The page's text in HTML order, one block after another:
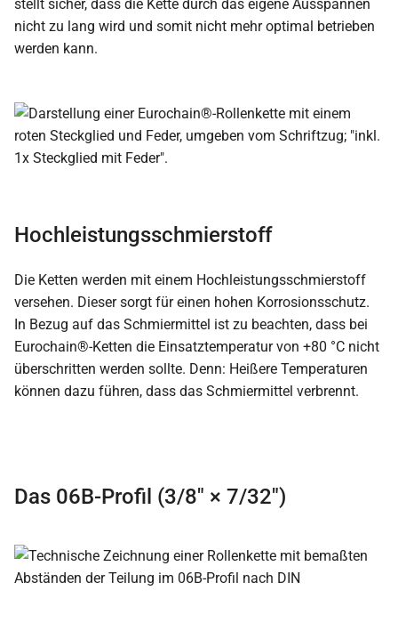
stellt sicher, dass die Kette durch das eigene Ausspannen
nicht zu lang wird und somit nicht mehr optimal betrieben
werden kann.
Hochleistungsschmierstoff
Die Ketten werden mit einem Hochleistungsschmierstoff
versehen. Dieser sorgt für einen hohen Korrosionsschutz.
In Bezug auf das Schmiermittel ist zu beachten, dass bei
Eurochain®-Ketten die Einsatztemperatur von +80 °C nicht
überschritten werden sollte. Denn: Heißere Temperaturen
können dazu führen, dass das Schmiermittel verbrennt.
Das 06B-Profil (3/8″ × 7/32″)